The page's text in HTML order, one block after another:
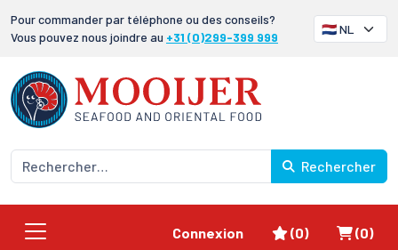
Pour commander par téléphone ou des conseils?
Vous pouvez nous joindre au +31 (0)299-399 999
Rechercher
Connexion Favoris
(0) Panier
(0)